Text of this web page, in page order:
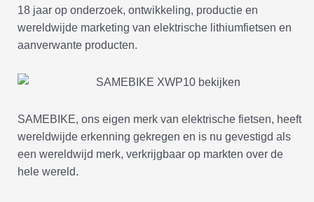
18 jaar op onderzoek, ontwikkeling, productie en
wereldwijde marketing van elektrische lithiumfietsen en
aanverwante producten.
SAMEBIKE, ons eigen merk van elektrische fietsen, heeft
wereldwijde erkenning gekregen en is nu gevestigd als
een wereldwijd merk, verkrijgbaar op markten over de
hele wereld.